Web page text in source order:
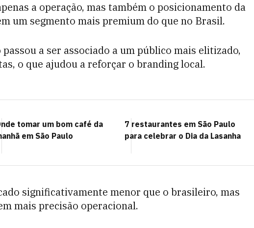
a operação, mas também o posicionamento da
um segmento mais premium do que no Brasil.
passou a ser associado a um público mais elitizado,
o que ajudou a reforçar o branding local.
tomar um bom café da
em São Paulo
7 restaurantes em São Paulo
para celebrar o Dia da Lasanha
significativamente menor que o brasileiro, mas
mais precisão operacional.